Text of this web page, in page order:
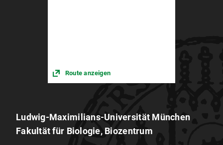
Route anzeigen
Ludwig-Maximilians-Universität München
Fakultät für Biologie, Biozentrum